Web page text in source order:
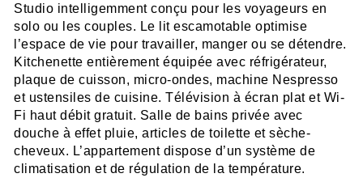
Studio intelligemment conçu pour les voyageurs en
solo ou les couples. Le lit escamotable optimise
l’espace de vie pour travailler, manger ou se détendre.
Kitchenette entièrement équipée avec réfrigérateur,
plaque de cuisson, micro-ondes, machine Nespresso
et ustensiles de cuisine. Télévision à écran plat et Wi-
Fi haut débit gratuit. Salle de bains privée avec
douche à effet pluie, articles de toilette et sèche-
cheveux. L’appartement dispose d’un système de
climatisation et de régulation de la température.